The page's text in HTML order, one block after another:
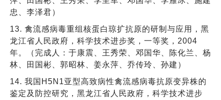
忠、李泽君）
13. 禽流感病毒重组核蛋白琼扩抗原的研制与应用，黑
龙江省人民政府，科学技术进步奖，一等奖，2004
年。（完成人：于康震、王秀荣、邓国华、陈化兰、杨
林、田国彬、郭昭林、姜永萍、乔传玲、孙建）
14. 我国H5N1亚型高致病性禽流感病毒抗原变异株的
鉴定及防控研究，黑龙江省人民政府，科学技术进步